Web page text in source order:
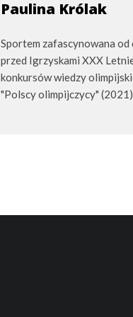
Paulina Królak
Sportem zafascynowana
przed Igrzyskami XXX
konkursów wiedzy
"Polscy olimpijczycy"